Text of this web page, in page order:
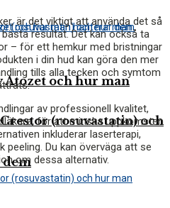
(rosuvastatin) och
Atozet och hur man
är det viktigt att använda det så
resultat. Det kan också ta
– för ett hemkur med bristningar
i din hud kan göra den mer
tills alla tecken och symtom
av professionell kvalitet,
för att minska uppkomsten
inkluderar laserterapi,
Du kan överväga att se
om dessa alternativ.